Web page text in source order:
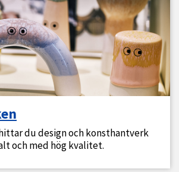
du design och konsthantverk
och med hög kvalitet.